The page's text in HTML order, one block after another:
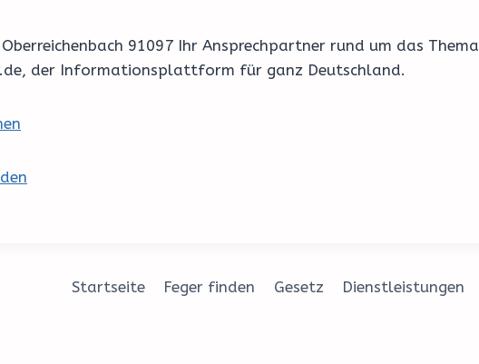
91097 Ihr Ansprechpartner rund um das
der Informationsplattform für ganz Deutschland.
Startseite Feger finden Gesetz Dienstleistungen